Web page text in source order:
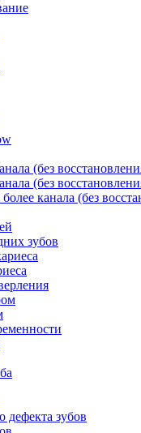
(без
(без
канала (без
зубов
дефекта зубов